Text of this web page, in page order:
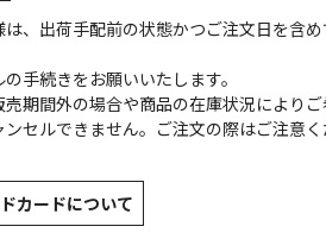
、出荷手配前の状態かつご注文日を含
手続きをお願いいたします。
期間外の場合や商品の在庫状況によりご
セルできません。ご注文の際はご注意く
カードについて